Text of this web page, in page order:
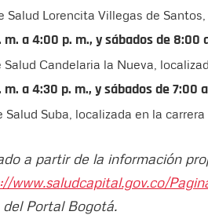
Salud Lorencita Villegas de
a 4:00 p. m., y sábados de 8:00
Candelaria la Nueva,
a 4:30 p. m., y sábados de 7:00
Suba, localizada en la carrera
a partir de la información
www.saludcapital.gov.co/
Portal Bogotá.